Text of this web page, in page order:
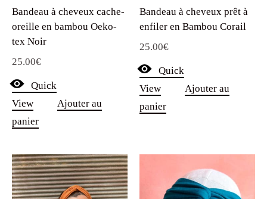
Bandeau à cheveux cache-
oreille en bambou Oeko-
tex Noir
25.00€
Quick
View
Ajouter au
panier
Bandeau à cheveux prêt à
enfiler en Bambou Corail
25.00€
Quick
View
Ajouter au
panier